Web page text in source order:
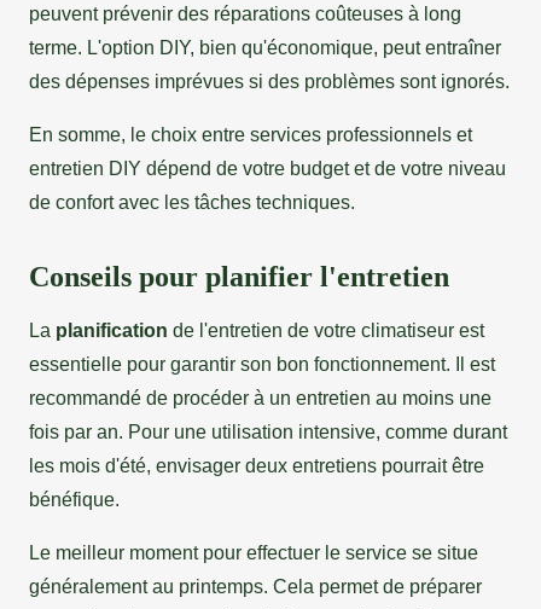
peuvent prévenir des réparations coûteuses à long
terme. L'option DIY, bien qu'économique, peut entraîner
des dépenses imprévues si des problèmes sont ignorés.
En somme, le choix entre services professionnels et
entretien DIY dépend de votre budget et de votre niveau
de confort avec les tâches techniques.
Conseils pour planifier l'entretien
La planification de l'entretien de votre climatiseur est
essentielle pour garantir son bon fonctionnement. Il est
recommandé de procéder à un entretien au moins une
fois par an. Pour une utilisation intensive, comme durant
les mois d'été, envisager deux entretiens pourrait être
bénéfique.
Le meilleur moment pour effectuer le service se situe
généralement au printemps. Cela permet de préparer